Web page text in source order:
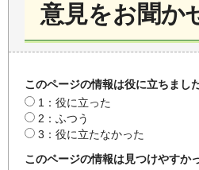
意見をお聞か
このページの情報は役に立ちまし
1：役に立った
2：ふつう
3：役に立たなかった
このページの情報は見つけやすか